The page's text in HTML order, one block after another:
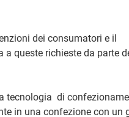
dei consumatori e il
queste richieste da parte
tecnologia di
in una confezione con un